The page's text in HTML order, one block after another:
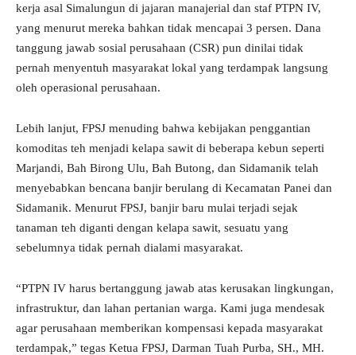
kerja asal Simalungun di jajaran manajerial dan staf PTPN IV,
yang menurut mereka bahkan tidak mencapai 3 persen. Dana
tanggung jawab sosial perusahaan (CSR) pun dinilai tidak
pernah menyentuh masyarakat lokal yang terdampak langsung
oleh operasional perusahaan.
Lebih lanjut, FPSJ menuding bahwa kebijakan penggantian
komoditas teh menjadi kelapa sawit di beberapa kebun seperti
Marjandi, Bah Birong Ulu, Bah Butong, dan Sidamanik telah
menyebabkan bencana banjir berulang di Kecamatan Panei dan
Sidamanik. Menurut FPSJ, banjir baru mulai terjadi sejak
tanaman teh diganti dengan kelapa sawit, sesuatu yang
sebelumnya tidak pernah dialami masyarakat.
“PTPN IV harus bertanggung jawab atas kerusakan lingkungan,
infrastruktur, dan lahan pertanian warga. Kami juga mendesak
agar perusahaan memberikan kompensasi kepada masyarakat
terdampak,” tegas Ketua FPSJ, Darman Tuah Purba, SH., MH.